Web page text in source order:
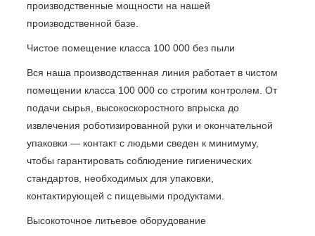
производственные мощности на нашей
производственной базе.
Чистое помещение класса 100 000 без пыли
Вся наша производственная линия работает в чистом
помещении класса 100 000 со строгим контролем. От
подачи сырья, высокоскоростного впрыска до
извлечения роботизированной руки и окончательной
упаковки — контакт с людьми сведен к минимуму,
чтобы гарантировать соблюдение гигиенических
стандартов, необходимых для упаковки,
контактирующей с пищевыми продуктами.
Высокоточное литьевое оборудование